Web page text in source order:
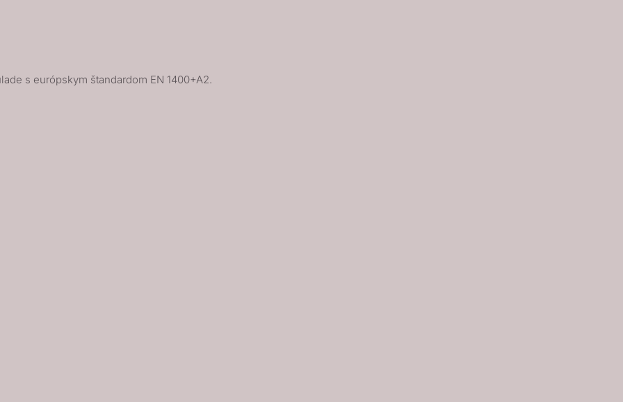
s európskym štandardom EN 1400+A2.